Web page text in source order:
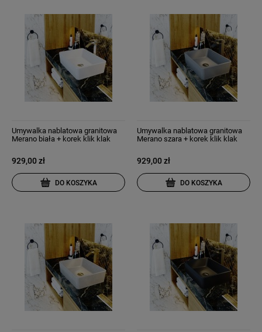
Umywalka nablatowa granitowa
Merano biała + korek klik klak
929,00 zł
DO KOSZYKA
Umywalka nablatowa granitowa
Merano szara + korek klik klak
929,00 zł
DO KOSZYKA